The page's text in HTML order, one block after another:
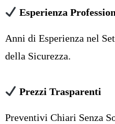
Esperienza
Anni di Esperienza nel
della Sicurezza.
Prezzi Trasparenti
Preventivi Chiari Senza